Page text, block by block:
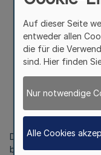
Die Bundesregierung
berufskonsularischen
Auf dieser Seite
entweder allen
die für die
sind. Hier finden
Nur notwendige
Alle Cookies